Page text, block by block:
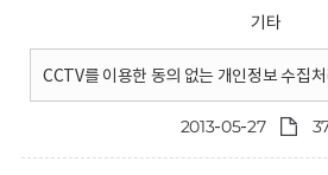
기타
CCTV를 이용한 동의 없는 개인정보 수집
2013-05-27